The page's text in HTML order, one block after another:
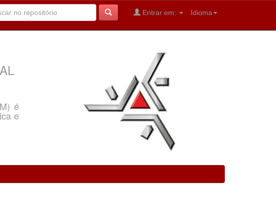
Idioma
Entrar em:
é
e